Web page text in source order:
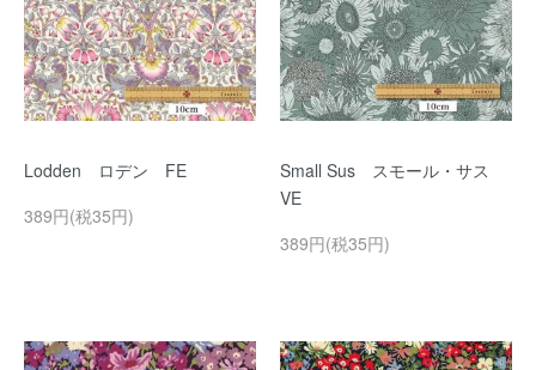
Lodden ロデン FE
389円(税35円)
Small Sus スモール・サス
VE
389円(税35円)